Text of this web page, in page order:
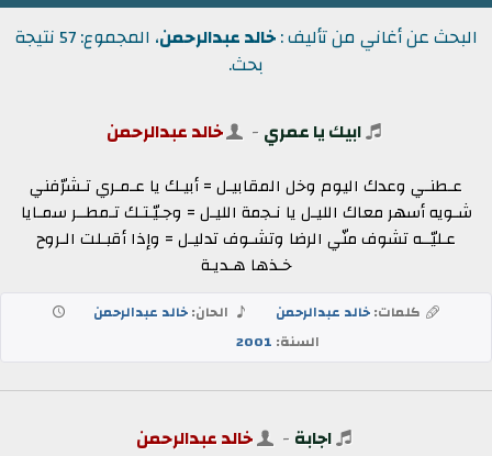
البحث عن أغاني من تأليف :خالد عبدالرحمن
، المجموع: 57 نتيجة
بحث.
ابيك يا عمري - خالد عبدالرحمن
عـطنـي وعدك اليوم وخل المقابيـل = أبيـك يا عـمـري تـشرّفني
شـويه أسهر معاك الليـل يا نـجمة الليـل = وجـيّـتـك تـمطــر سمـايا
عـليّــه تشوف منّي الرضا وتشـوف تدليـل = وإذا أقبـلت الـروح
خـذها هـديـة
كلمات:خالد عبدالرحمن الحان:خالد عبدالرحمن
السنة: 2001
اجابة - خالد عبدالرحمن